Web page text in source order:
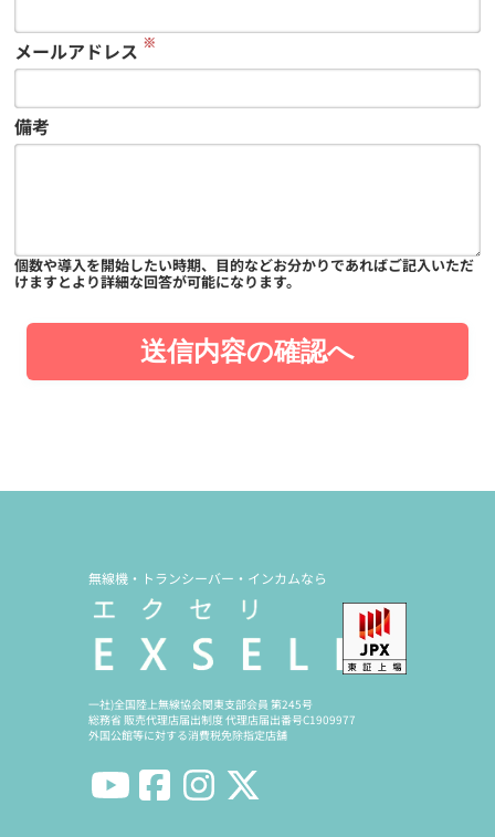
メールアドレス ※
備考
個数や導入を開始したい時期、目的などお分かりであればご記入いただ
けますとより詳細な回答が可能になります。
送信内容の確認へ
無線機・トランシーバー・インカムなら
一社)全国陸上無線協会関東支部会員 第245号
総務省 販売代理店届出制度 代理店届出番号C1909977
外国公館等に対する消費税免除指定店舗